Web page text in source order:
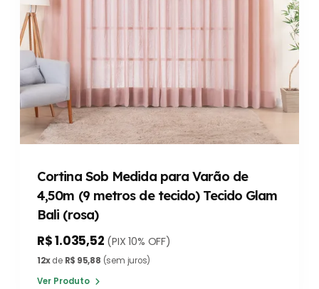
Cortina Sob Medida para Varão de
4,50m (9 metros de tecido) Tecido Glam
Bali (rosa)
R$ 1.035,52 (PIX 10% OFF)
12xde R$ 95,88 (sem juros)
Ver Produto